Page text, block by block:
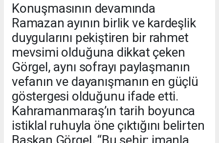
Konuşmasının devamında
Ramazan ayının birlik ve kardeşlik
duygularını pekiştiren bir rahmet
mevsimi olduğuna dikkat çeken
Görgel, aynı sofrayı paylaşmanın
vefanın ve dayanışmanın en güçlü
göstergesi olduğunu ifade etti.
Kahramanmaraş’ın tarih boyunca
istiklal ruhuyla öne çıktığını belirten
Başkan Görgel, “Bu şehir; imanla